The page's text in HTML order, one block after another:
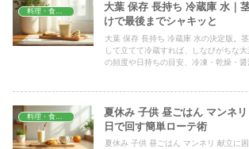
大葉 保存 長持ち 冷蔵庫 水｜
けで最後までシャキッと
大葉 保存 長持ち 冷蔵庫 水の決定版。
して立てて冷蔵すれば、しなびがちな
の頻度や日持ちの目安、冷凍・乾燥・醤
夏休み 子供 昼ごはん マンネ
日で回す簡単ローテ術
夏休み 子供 昼ごはん マンネリ 献立に